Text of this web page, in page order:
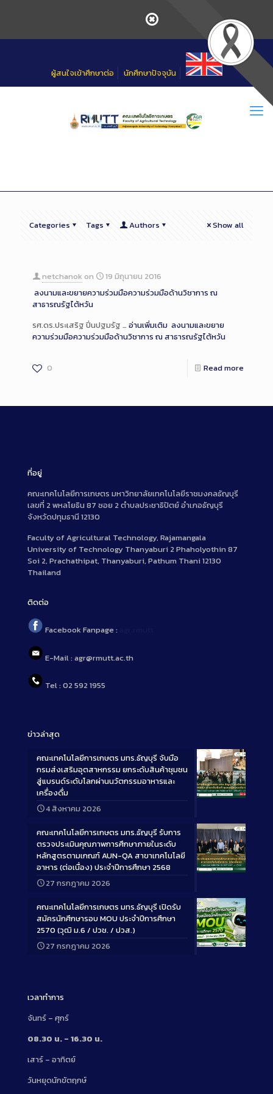
ผู้สนใจเข้าศึกษาต่อ นักศึกษาปัจจุบัน
Categories Tags Authors Show all
netchanok on
19 มิถุนายน 2016
ลงนามและขยายความร่วมมือความร่วมมือด้านวิชาการ ณ
สาธารณรัฐไต้หวัน
รศ.ดร.ประเสริฐ ปิ่นปฐมรัฐ … อ่านเพิ่มเติม ลงนามและขยาย
ความร่วมมือความร่วมมือด้านวิชาการ ณ สาธารณรัฐไต้หวัน
0 Read more
ที่อยู่
คณะเทคโนโลยีการเกษตร มหาวิทยาลัยเทคโนโลยีราชมงคลธัญบุรี
เลขที่ 2 พหลโยธิน 87 ซอย 2 ตำบลประชาธิปัตย์ อำเภอธัญบุรี
จังหวัดปทุมธานี 12130
Faculty of Agricultural Technology, Rajamangala
University of Technology Thanyaburi 2 Phaholyothin 87
Soi 2, Prachathipat, Thanyaburi, Pathum Thani 12130
Thailand
ติดต่อ
Facebook Fanpage :
E-Mail : agr@rmutt.ac.th
Tel : 02 592 1955
ข่าวล่าสุด
Long
คณะเทคโนโลยีการเกษตร มทร.ธัญบุรี จับมือ
กรมส่งเสริมอุตสาหกรรม ยกระดับสินค้าชุมชน
สู่แบรนด์ระดับโลกผ่านนวัตกรรมอาหารและ
เครื่องดื่ม
4 สิงหาคม 2026
Long
คณะเทคโนโลยีการเกษตร มทร.ธัญบุรี รับการ
ตรวจประเมินคุณภาพการศึกษาภายในระดับ
หลักสูตรตามเกณฑ์ AUN-QA สาขาเทคโนโลยี
อาหาร (ต่อเนื่อง) ประจำปีการศึกษา 2568
27 กรกฎาคม 2026
Long
คณะเทคโนโลยีการเกษตร มทร.ธัญบุรี เปิดรับ
สมัครนักศึกษารอบ MOU ประจำปีการศึกษา
2570 (วุฒิ ม.6 / ปวช. / ปวส.)
27 กรกฎาคม 2026
เวลาทำการ
จันทร์ – ศุกร์
08.30 น. – 16.30 น.
เสาร์ – อาทิตย์
วันหยุดนักขัตฤกษ์